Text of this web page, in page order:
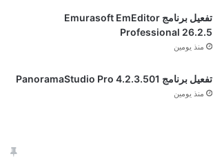
تفعيل برنامج Emurasoft EmEditor
Professional 26.2.5
منذ يومين
تفعيل برنامج PanoramaStudio Pro 4.2.3.501
منذ يومين